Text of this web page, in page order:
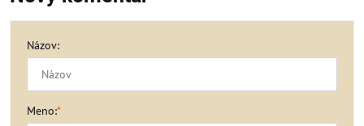
Názov:
Meno:*